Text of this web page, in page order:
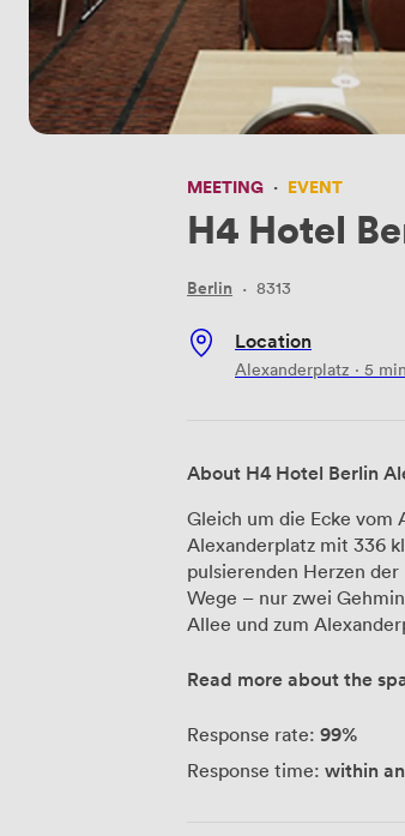
MEETING · EVENT
H4 Hotel
Berlin · 8313
Location
Alexanderplatz · 5
About H4 Hotel Berlin
Gleich um die Ecke vom
Alexanderplatz mit 336
pulsierenden Herzen
Wege – nur zwei
Allee und zum
Geschäftstreffen stehen
planen, ein mehrtägiges
Räumlichkeiten passen
Read more about the
Response rate: 99%
Response time: within